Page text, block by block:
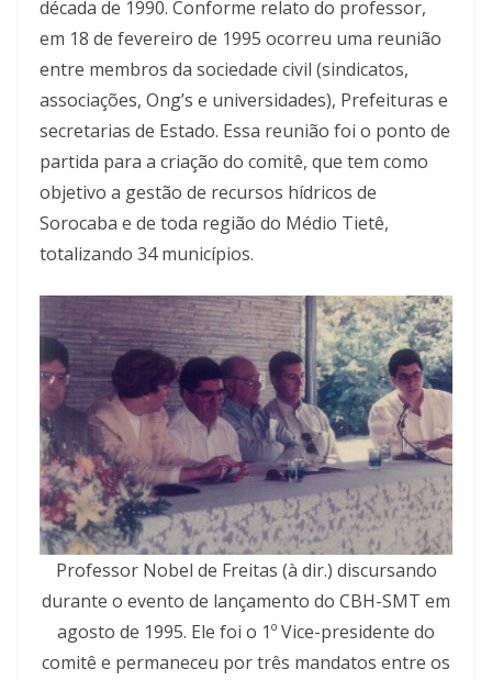
década de 1990. Conforme relato do professor,
em 18 de fevereiro de 1995 ocorreu uma reunião
entre membros da sociedade civil (sindicatos,
associações, Ong’s e universidades), Prefeituras e
secretarias de Estado. Essa reunião foi o ponto de
partida para a criação do comitê, que tem como
objetivo a gestão de recursos hídricos de
Sorocaba e de toda região do Médio Tietê,
totalizando 34 municípios.
Professor Nobel de Freitas (à dir.) discursando
durante o evento de lançamento do CBH-SMT em
agosto de 1995. Ele foi o 1º Vice-presidente do
comitê e permaneceu por três mandatos entre os